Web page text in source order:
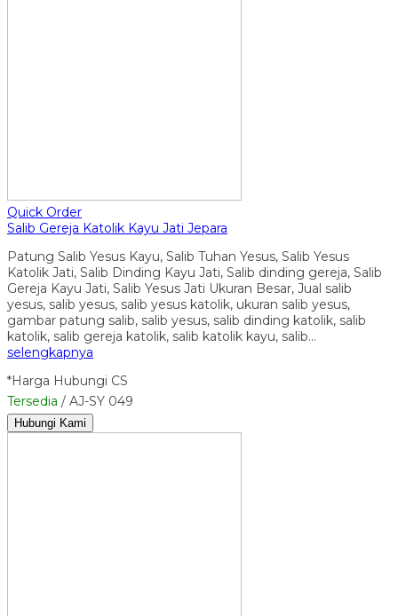
Quick Order
Salib Gereja Katolik Kayu Jati Jepara
Patung Salib Yesus Kayu, Salib Tuhan Yesus, Salib Yesus
Katolik Jati, Salib Dinding Kayu Jati, Salib dinding gereja, Salib
Gereja Kayu Jati, Salib Yesus Jati Ukuran Besar, Jual salib
yesus, salib yesus, salib yesus katolik, ukuran salib yesus,
gambar patung salib, salib yesus, salib dinding katolik, salib
katolik, salib gereja katolik, salib katolik kayu, salib…
selengkapnya
*Harga Hubungi CS
Tersedia / AJ-SY 049
Hubungi Kami